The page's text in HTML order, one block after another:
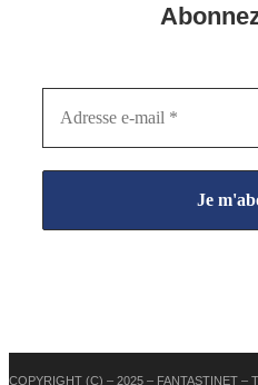
COPYRIGHT (C) – 2025 – FANTASTINET –